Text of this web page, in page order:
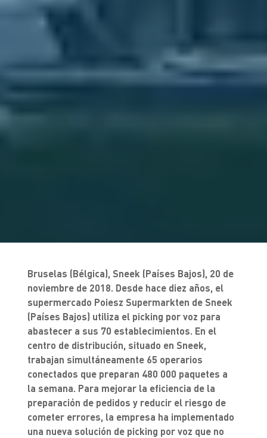
Bruselas (Bélgica), Sneek (Países Bajos), 20 de
noviembre de 2018. Desde hace diez años, el
supermercado Poiesz Supermarkten de Sneek
(Países Bajos) utiliza el picking por voz para
abastecer a sus 70 establecimientos. En el
centro de distribución, situado en Sneek,
trabajan simultáneamente 65 operarios
conectados que preparan 480 000 paquetes a
la semana. Para mejorar la eficiencia de la
preparación de pedidos y reducir el riesgo de
cometer errores, la empresa ha implementado
una nueva solución de picking por voz que no